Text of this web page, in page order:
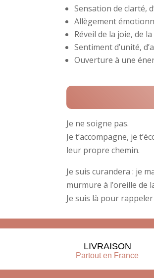
Sensation de clarté,
Allègement
Réveil de la joie, de
Sentiment d’unité,
Ouverture à une
Je ne soigne pas.
Je t’accompagne, je
leur propre chemin.
Je suis curandera : je
murmure à l’oreille de
Je suis là pour
LIVRAISON
Partout en France